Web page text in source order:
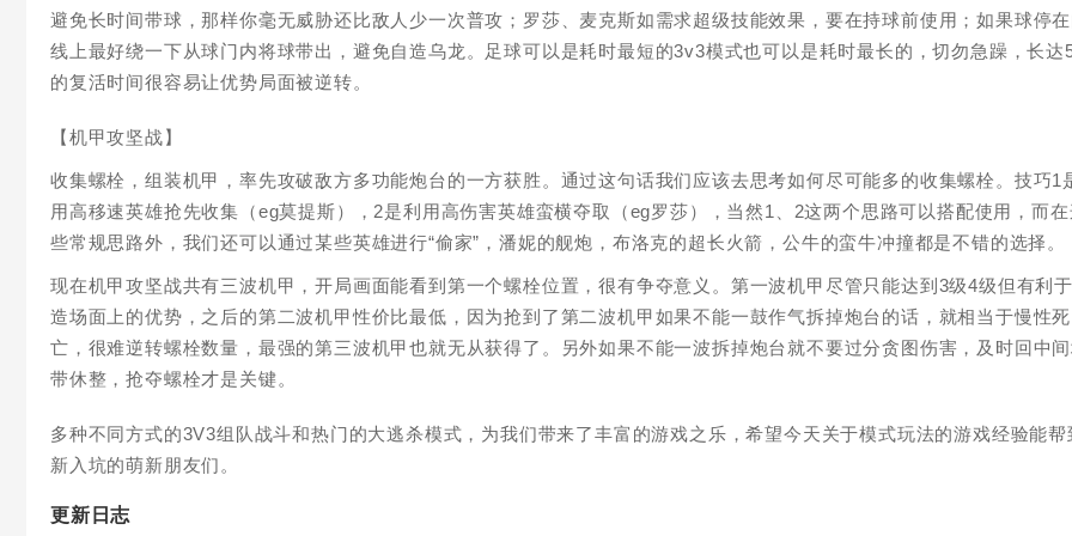
避免长时间带球，那样你毫无威胁还比敌人少一次普攻；罗莎、麦克斯如需求超级技能效果，要在持球前使用；如果球停在
线上最好绕一下从球门内将球带出，避免自造乌龙。足球可以是耗时最短的3v3模式也可以是耗时最长的，切勿急躁，长达
的复活时间很容易让优势局面被逆转。
【机甲攻坚战】
收集螺栓，组装机甲，率先攻破敌方多功能炮台的一方获胜。通过这句话我们应该去思考如何尽可能多的收集螺栓。技巧1
用高移速英雄抢先收集（eg莫提斯），2是利用高伤害英雄蛮横夺取（eg罗莎），当然1、2这两个思路可以搭配使用，而在
些常规思路外，我们还可以通过某些英雄进行“偷家”，潘妮的舰炮，布洛克的超长火箭，公牛的蛮牛冲撞都是不错的选择。
现在机甲攻坚战共有三波机甲，开局画面能看到第一个螺栓位置，很有争夺意义。第一波机甲尽管只能达到3级4级但有利
造场面上的优势，之后的第二波机甲性价比最低，因为抢到了第二波机甲如果不能一鼓作气拆掉炮台的话，就相当于慢性死
亡，很难逆转螺栓数量，最强的第三波机甲也就无从获得了。另外如果不能一波拆掉炮台就不要过分贪图伤害，及时回中
带休整，抢夺螺栓才是关键。
多种不同方式的3V3组队战斗和热门的大逃杀模式，为我们带来了丰富的游戏之乐，希望今天关于模式玩法的游戏经验能帮
新入坑的萌新朋友们。
更新日志